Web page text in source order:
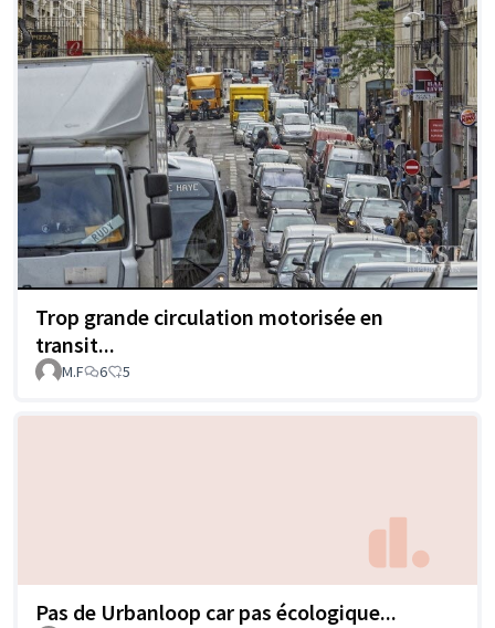
Trop grande circulation motorisée en
transit...
M.F 6 5
Pas de Urbanloop car pas écologique...